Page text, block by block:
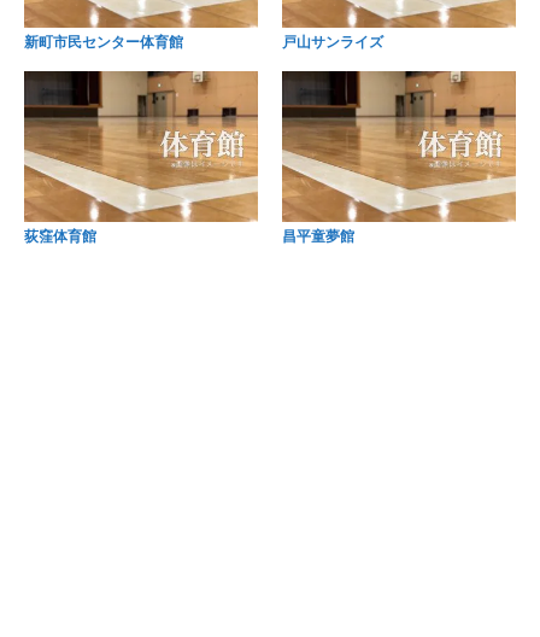
新町市民センター体育館 戸山サンライズ
荻窪体育館 昌平童夢館